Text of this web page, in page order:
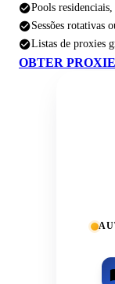
Pools
Sessões rotativas
Listas de proxies
OBTER